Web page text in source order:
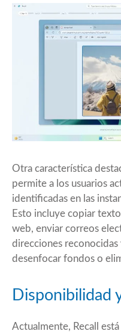
Otra característica
permite a los usuarios
identificadas en las
Esto incluye copiar
web, enviar correos
direcciones
desenfocar fondos o
Disponibilidad
Actualmente, Recall